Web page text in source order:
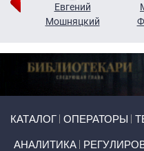
Евгений
Мошняцкий
КАТАЛОГ ОПЕРАТОРЫ
АНАЛИТИКА